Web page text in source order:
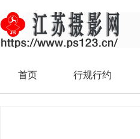
首页 行规行约